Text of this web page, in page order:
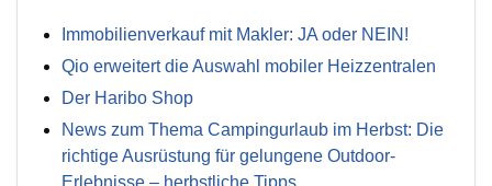
Immobilienverkauf mit Makler: JA oder NEIN!
Qio erweitert die Auswahl mobiler Heizzentralen
Der Haribo Shop
News zum Thema Campingurlaub im Herbst: Die
richtige Ausrüstung für gelungene Outdoor-